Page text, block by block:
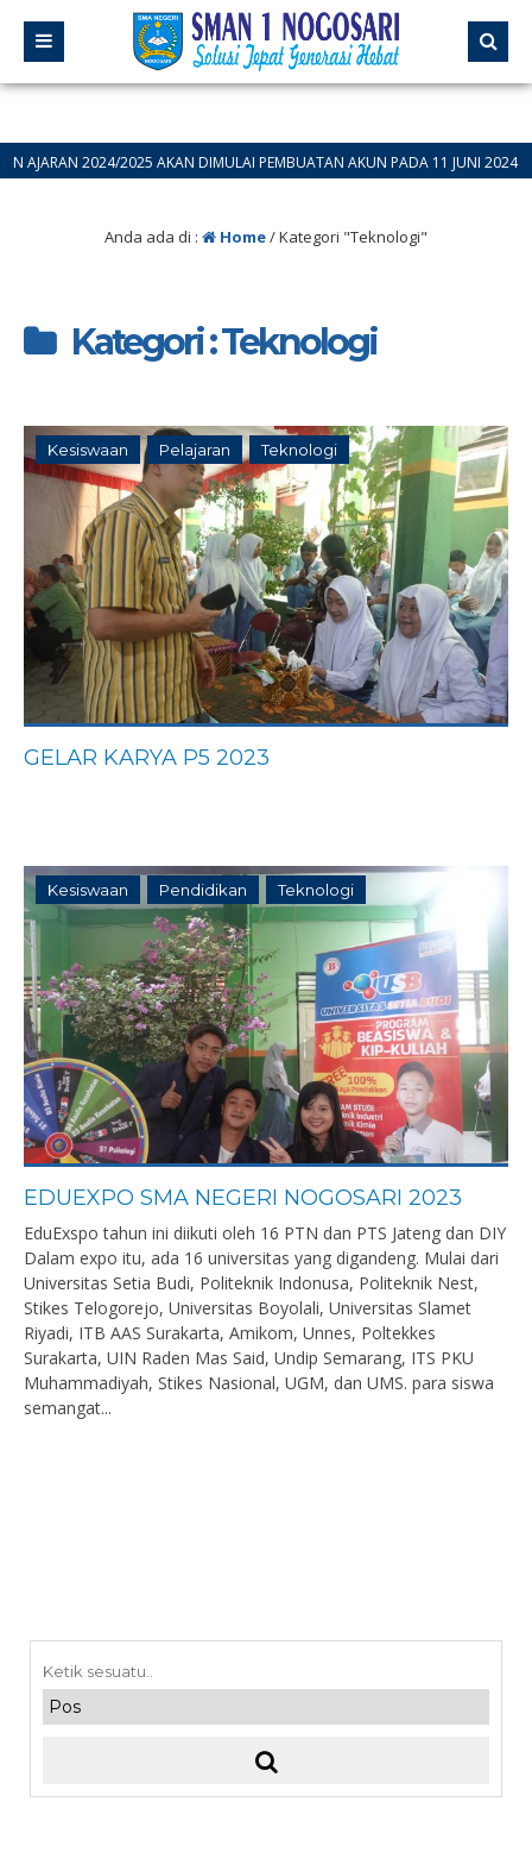
2024/2025 AKAN DIMULAI PEMBUATAN AKUN PADA 11 JUNI 2024
Anda ada di : Home/Kategori "Teknologi"
Kategori : Teknologi
Kesiswaan Pelajaran Teknologi
GELAR KARYA P5 2023
Kesiswaan Pendidikan Teknologi
EDUEXPO SMA NEGERI NOGOSARI 2023
EduExspo tahun ini diikuti oleh 16 PTN dan PTS Jateng dan DIY
Dalam expo itu, ada 16 universitas yang digandeng. Mulai dari
Universitas Setia Budi, Politeknik Indonusa, Politeknik Nest,
Stikes Telogorejo, Universitas Boyolali, Universitas Slamet
Riyadi, ITB AAS Surakarta, Amikom, Unnes, Poltekkes
Surakarta, UIN Raden Mas Said, Undip Semarang, ITS PKU
Muhammadiyah, Stikes Nasional, UGM, dan UMS. para siswa
semangat...